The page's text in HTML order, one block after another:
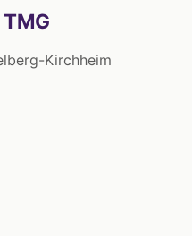
Kirchheim